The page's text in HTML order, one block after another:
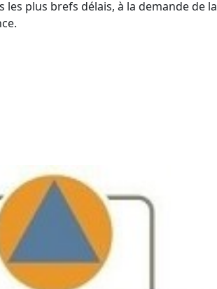
plus brefs délais, à la demande de la